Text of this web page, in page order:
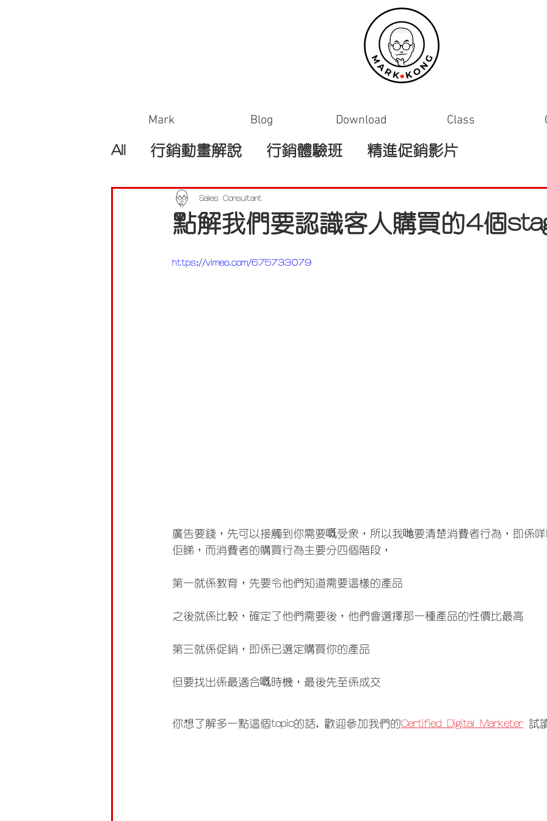
Mark Blog Download Class
All 行銷動畫解說 行銷體驗班 精進促銷影片
點解我們要認識客人購買的4個
Sales Consultant
https://vimeo.com/675733079
廣告要錢，先可以接觸到你需要嘅受眾，所以我哋要清楚消費者行為，即係
佢睇，而消費者的購買行為主要分四個階段，
第一就係教育，先要令他們知道需要這樣的產品
之後就係比較，確定了他們需要後，他們會選擇那一種產品的性價比最高
第三就係促銷，即係已選定購買你的產品
但要找出係最適合嘅時機，最後先至係成交
你想了解多一點這個topic的話, 歡迎參加我們的Certified Digital Marketer 試